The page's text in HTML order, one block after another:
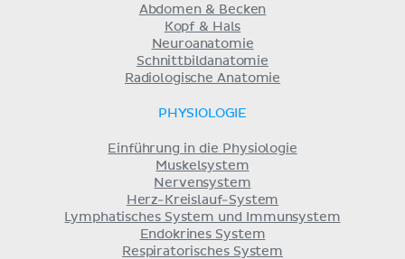
Abdomen & Becken
Kopf & Hals
Neuroanatomie
Schnittbildanatomie
Radiologische Anatomie
PHYSIOLOGIE
Einführung in die Physiologie
Muskelsystem
Nervensystem
Herz-Kreislauf-System
Lymphatisches System und Immunsystem
Endokrines System
Respiratorisches System